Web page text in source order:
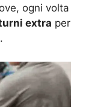
ogni volta
extra per